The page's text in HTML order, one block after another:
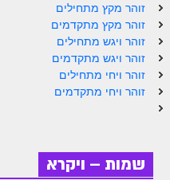
הקדשות על דיסקים
תרומות
לאתר הבית
לאתר ספר הרב
זוהר מקץ מתחילים
זוהר מקץ מתקדמים
זוהר ויגש מתחילים
זוהר ויגש מתקדמים
זוהר ויחי מתחילים
זוהר ויחי מתקדמים
שמות – ויקרא